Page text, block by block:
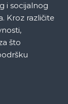
i socijalnog
Kroz različite
što